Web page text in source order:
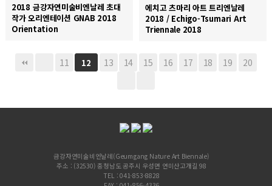
2018 금강자연미술비엔날레 초대
작가 오리엔테이션 GNAB 2018
Orientation
에치고 츠마리 아트 트리엔날레
2018 / Echigo-Tsumari Art
Triennale 2018
11 12 13 14 15 16 17 18 19 20
금강자연미술비엔날레(Geumgang Nature Art Biennale)
주소 : (32530) 충청남도 공주시 우성면 연미산고개길 98
TEL : 041-853-8828